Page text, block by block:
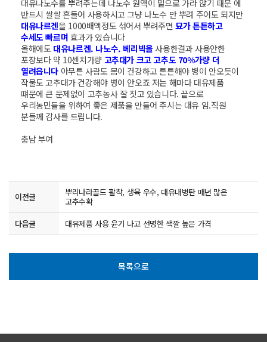
대유나노수를 뿌려주는데 나노수 원액이 밑으로 가라 앉기 때문 에
반드시 쌀쌀 흔들어 사용하시고 그냥 나노수 만 뿌려 주어도 되지만
대유나르겐을 1000배액정도 섞어서 뿌려주면묘가 튼튼하고
수세도 빠르며 효과가 있습니다
올해에도 대유나르겐. 나노수. 베리빅을 사용한결과 사용안한
포장보다 약 10센치가량 고추대가 크고 고추도 70%가량 더
열려읍니다 아무튼 사람도 몸이 건강하고 튼튼해야 병이 안오듯이
작물도 고추대가 건강해야 병이 안오죠 저는 해마다 대유제품
떄문에 큰 문제없이 고추농사 잘 짓고 있습니다. 끝으로
우리농민들을 위하여 좋은 제품을 만들어 주시는 대유 임.직원
분들께 감사를 드립니다.
충남 부여
이전글
뿌리나라골드 활착, 생육 우수, 대유내병탄 매년 많은
고추수확
다음글
대유제품 사용 윤기 나고 선명한 색깔 높은 가격
목록으로